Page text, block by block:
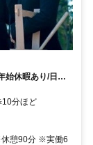
始休暇あり/日勤/
10分ほど
休憩90分 ※実働6